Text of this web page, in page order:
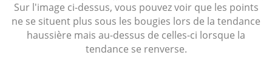
Sur l'image ci-dessus, vous pouvez voir que les points
ne se situent plus sous les bougies lors de la tendance
haussière mais au-dessus de celles-ci lorsque la
tendance se renverse.